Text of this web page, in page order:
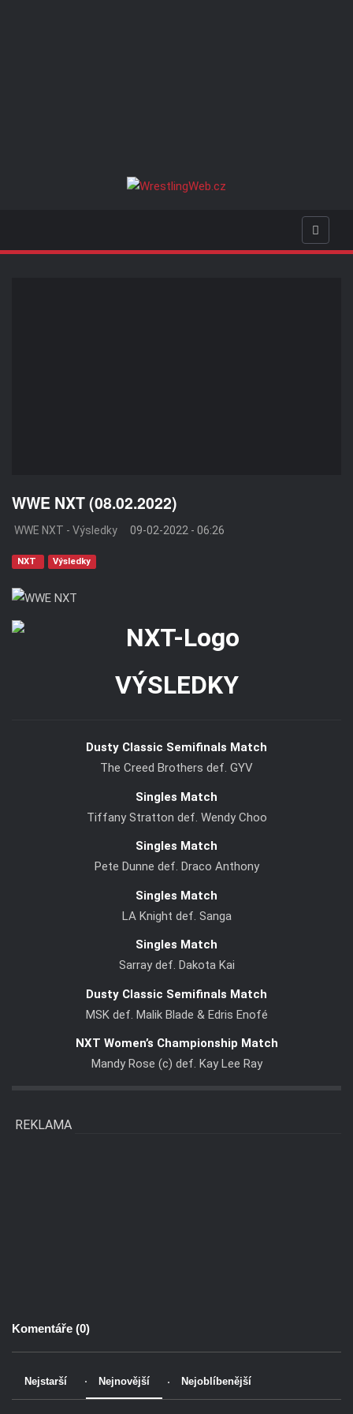
WWE NXT (08.02.2022)
WWE NXT - Výsledky 09-02-2022 - 06:26
NXT Výsledky
VÝSLEDKY
Dusty Classic Semifinals Match
The Creed Brothers def. GYV
Singles Match
Tiffany Stratton def. Wendy Choo
Singles Match
Pete Dunne def. Draco Anthony
Singles Match
LA Knight def. Sanga
Singles Match
Sarray def. Dakota Kai
Dusty Classic Semifinals Match
MSK def. Malik Blade & Edris Enofé
NXT Women’s Championship Match
Mandy Rose (c) def. Kay Lee Ray
REKLAMA
Komentáře (0)
Nejstarší Nejnovější Nejoblíbenější